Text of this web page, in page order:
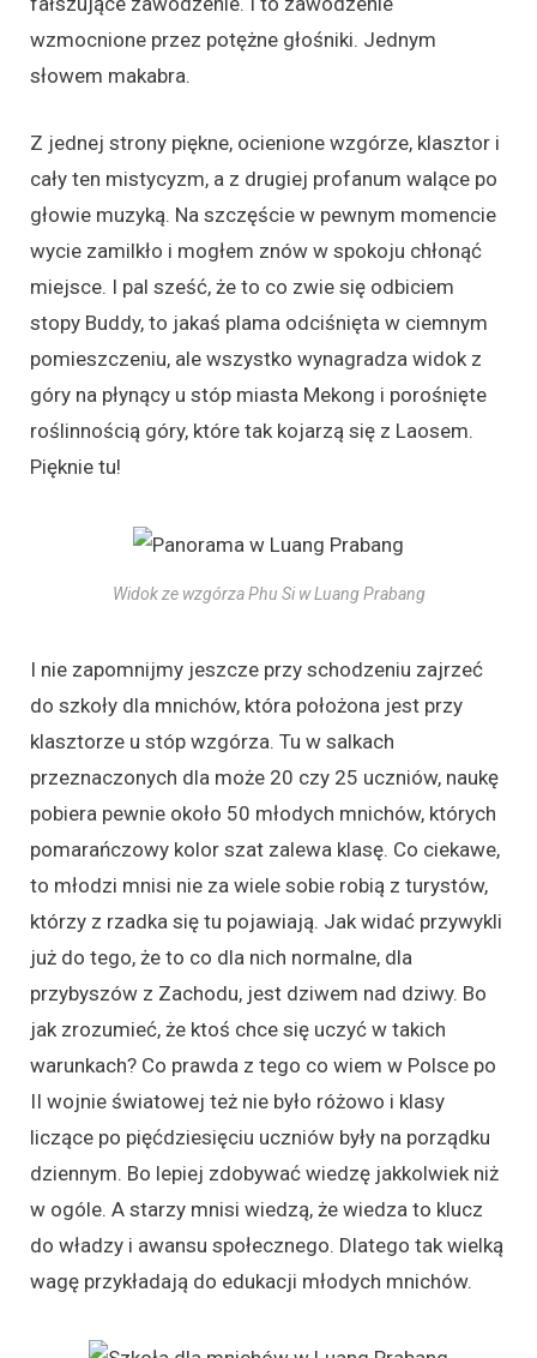
wzmocnione przez potężne głośniki. Jednym
słowem makabra.
Z jednej strony piękne, ocienione wzgórze, klasztor i
cały ten mistycyzm, a z drugiej profanum walące po
głowie muzyką. Na szczęście w pewnym momencie
wycie zamilkło i mogłem znów w spokoju chłonąć
miejsce. I pal sześć, że to co zwie się odbiciem
stopy Buddy, to jakaś plama odciśnięta w ciemnym
pomieszczeniu, ale wszystko wynagradza widok z
góry na płynący u stóp miasta Mekong i porośnięte
roślinnością góry, które tak kojarzą się z Laosem.
Pięknie tu!
Widok ze wzgórza Phu Si w Luang Prabang
I nie zapomnijmy jeszcze przy schodzeniu zajrzeć
do szkoły dla mnichów, która położona jest przy
klasztorze u stóp wzgórza. Tu w salkach
przeznaczonych dla może 20 czy 25 uczniów, naukę
pobiera pewnie około 50 młodych mnichów, których
pomarańczowy kolor szat zalewa klasę. Co ciekawe,
to młodzi mnisi nie za wiele sobie robią z turystów,
którzy z rzadka się tu pojawiają. Jak widać przywykli
już do tego, że to co dla nich normalne, dla
przybyszów z Zachodu, jest dziwem nad dziwy. Bo
jak zrozumieć, że ktoś chce się uczyć w takich
warunkach? Co prawda z tego co wiem w Polsce po
II wojnie światowej też nie było różowo i klasy
liczące po pięćdziesięciu uczniów były na porządku
dziennym. Bo lepiej zdobywać wiedzę jakkolwiek niż
w ogóle. A starzy mnisi wiedzą, że wiedza to klucz
do władzy i awansu społecznego. Dlatego tak wielką
wagę przykładają do edukacji młodych mnichów.